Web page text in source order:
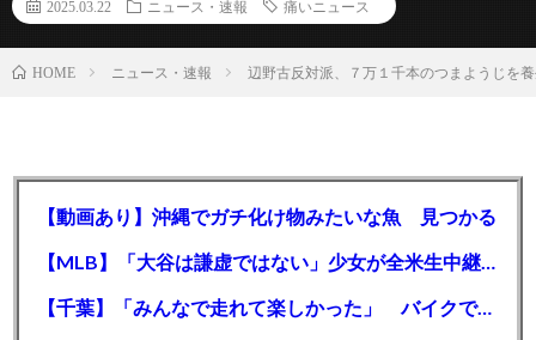
2025.03.22 ニュース・速報 痛いニュース
HOME ニュース・速報 辺野古反対派、７万１千本のつまようじを
【動画あり】沖縄でガチ化け物みたいな魚 見つかる
【MLB】「大谷は謙虚ではない」少女が全米生中継で突然の大谷翔平批判 サイン無視された過去明かす
【千葉】「みんなで走れて楽しかった」 バイクでバースデー集団暴走 男女５７人を書類送検 SNSで参加者募る